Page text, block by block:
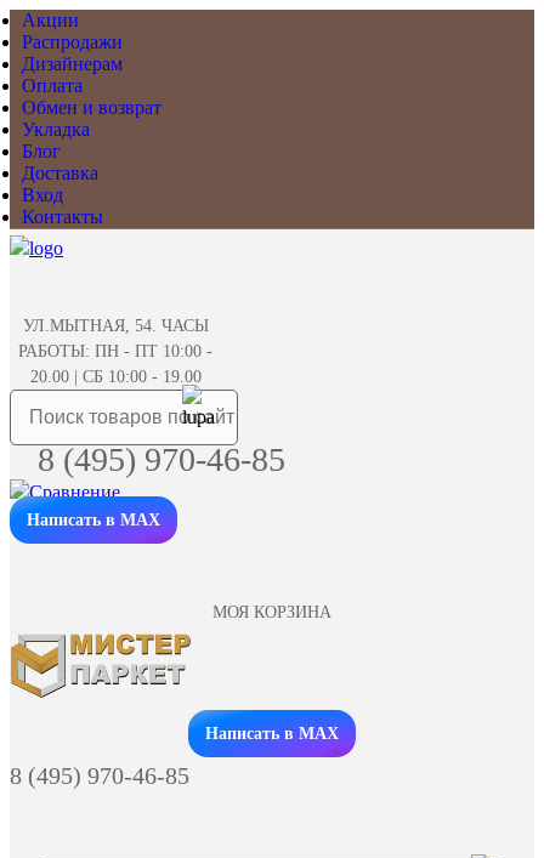
Акции
Распродажи
Дизайнерам
Оплата
Обмен и возврат
Укладка
Блог
Доставка
Вход
Контакты
УЛ.МЫТНАЯ, 54. ЧАСЫ
РАБОТЫ: ПН - ПТ 10:00 -
20.00 | СБ 10:00 - 19.00
8 (495) 970-46-85
Написать в MAX
МОЯ КОРЗИНА
Заказать звонок
Написать в MAX
8 (495) 970-46-85